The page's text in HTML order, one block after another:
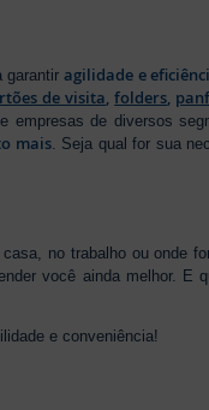
garantiragilidade e
de visita,folders,
empresas de diversos
mais. Seja qual for sua
casa, no trabalho ou onde
você ainda melhor. E
e conveniência!